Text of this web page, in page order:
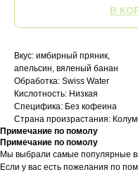
В
Вкус: имбирный пряник,
апельсин, вяленый банан
Обработка: Swiss Water
Кислотность: Низкая
Специфика: Без кофеина
Страна произрастания:
Примечание по помолу
Примечание по помолу
Мы выбрали самые популярные
Если у вас есть пожелания по